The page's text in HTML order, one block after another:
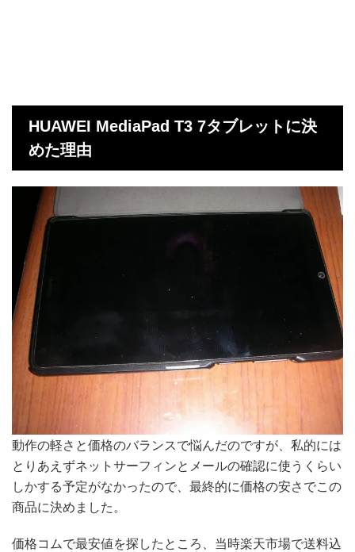
HUAWEI MediaPad T3 7タブレットに決
めた理由
動作の軽さと価格のバランスで悩んだのですが、私的には
とりあえずネットサーフィンとメールの確認に使うくらい
しかする予定がなかったので、最終的に価格の安さでこの
商品に決めました。
価格コムで最安値を探したところ、当時楽天市場で送料込